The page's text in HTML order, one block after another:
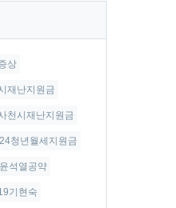
상
재난지원금
천시재난지원금
청년월세지원금
석열공약
기현숙